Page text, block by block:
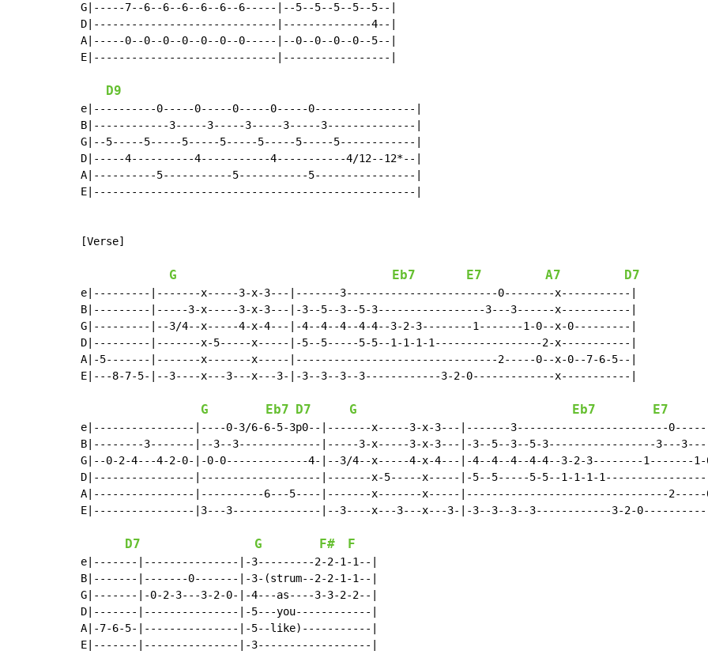
G|-----7--6--6--6--6--6--6-----|--5--5--5--5--5--|
D|-----------------------------|--------------4--|
A|-----0--0--0--0--0--0--0-----|--0--0--0--0--5--|
E|-----------------------------|-----------------|
D9
e|----------0-----0-----0-----0-----0----------------|
B|------------3-----3-----3-----3-----3--------------|
G|--5-----5-----5-----5-----5-----5-----5------------|
D|-----4----------4-----------4-----------4/12--12*--|
A|----------5-----------5-----------5----------------|
E|---------------------------------------------------|
[Verse]
G Eb7 E7 A7 D7
e|---------|-------x-----3-x-3---|-------3------------------------0--------x-----------|
B|---------|-----3-x-----3-x-3---|-3--5--3--5-3-----------------3---3------x-----------|
G|---------|--3/4--x-----4-x-4---|-4--4--4--4-4--3-2-3--------1-------1-0--x-0---------|
D|---------|-------x-5-----x-----|-5--5-----5-5--1-1-1-1-----------------2-x-----------|
A|-5-------|-------x-------x-----|--------------------------------2-----0--x-0--7-6-5--|
E|---8-7-5-|--3----x---3---x---3-|-3--3--3--3------------3-2-0-------------x-----------|
G Eb7 D7 G Eb7 E7
e|----------------|----0-3/6-6-5-3p0--|-------x-----3-x-3---|-------3------------------------
B|--------3-------|--3--3-------------|-----3-x-----3-x-3---|-3--5--3--5-3-----------------3---
G|--0-2-4---4-2-0-|-0-0-------------4-|--3/4--x-----4-x-4---|-4--4--4--4-4--3-2-3--------1-------
D|----------------|-------------------|-------x-5-----x-----|-5--5-----5-5--1-1-1-
A|----------------|----------6---5----|-------x-------x-----|--------------------------------2-----
E|----------------|3---3--------------|--3----x---3---x---3-|-3--3--3--3------------3-2-
D7 G F# F
e|-------|---------------|-3---------2-2-1-1--|
B|-------|-------0-------|-3-(strum--2-2-1-1--|
G|-------|-0-2-3---3-2-0-|-4---as----3-3-2-2--|
D|-------|---------------|-5---you------------|
A|-7-6-5-|---------------|-5--like)-----------|
E|-------|---------------|-3------------------|